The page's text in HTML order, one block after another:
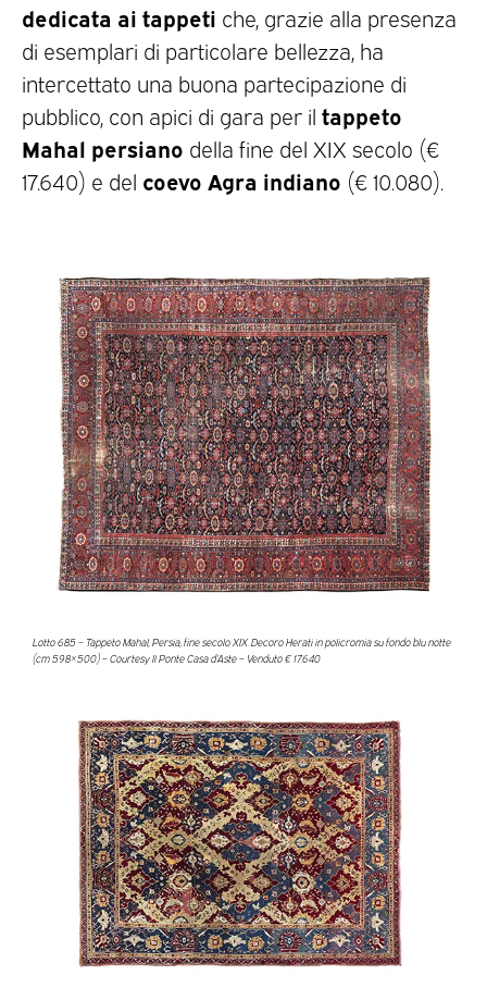
dedicata ai tappeti che, grazie alla presenza
di esemplari di particolare bellezza, ha
intercettato una buona partecipazione di
pubblico, con apici di gara per il tappeto
Mahal persiano della fine del XIX secolo (€
17.640) e del coevo Agra indiano (€ 10.080).
Lotto 685 – Tappeto Mahal, Persia, fine secolo XIX. Decoro Herati in policromia su fondo blu notte
(cm 598×500) – Courtesy Il Ponte Casa d’Aste – Venduto € 17.640